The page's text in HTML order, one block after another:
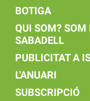
BOTIGA
QUI SOM? SOM
SABADELL
PUBLICITAT A
L'ANUARI
SUBSCRIPCIÓ